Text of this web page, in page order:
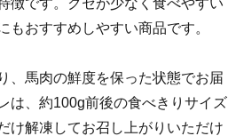
徴です。クセが少なく食べやすい
おすすめしやすい商品です。
、馬肉の鮮度を保った状態でお届
は、約100g前後の食べきりサイズ
け解凍してお召し上がりいただけ